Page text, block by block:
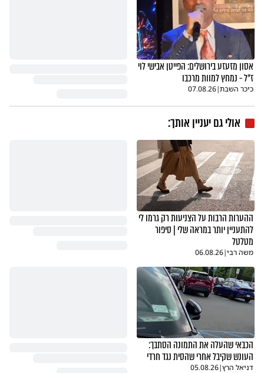
אסון מזעזע בירושלים: הפייטן אבישי לוי
ז"ל - נמחץ למוות מרכבו
כיכר השבת|
07.08.26
אולי גם יעניין אותך:
ההערות הרבות על הצניעות רק גרמו לי
להתעניין יותר במראה שלי | סיפור
מטלטל
משה רבי|
06.08.26
הכבאי שהעלה את התמונה הסתבך:
העונש שקיבל אחרי שהסית נגד חרדי
דניאל הרץ|
05.08.26